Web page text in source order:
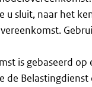
u sluit, naar het
is gebaseerd op
de